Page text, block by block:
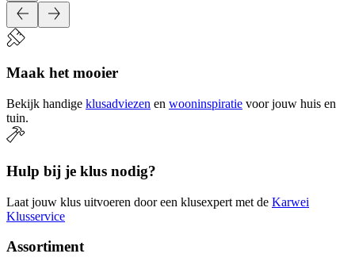
Maak het mooier
Bekijk handige klusadviezen en wooninspiratie voor jouw huis en
tuin.
Hulp bij je klus nodig?
Laat jouw klus uitvoeren door een klusexpert met de Karwei
Klusservice
Assortiment